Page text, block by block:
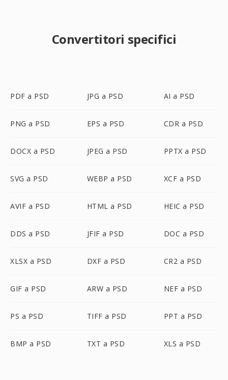
Convertitori specifici
PDF a PSD JPG a PSD AI a PSD
PNG a PSD EPS a PSD CDR a PSD
DOCX a PSD JPEG a PSD PPTX a PSD
SVG a PSD WEBP a PSD XCF a PSD
AVIF a PSD HTML a PSD HEIC a PSD
DDS a PSD JFIF a PSD DOC a PSD
XLSX a PSD DXF a PSD CR2 a PSD
GIF a PSD ARW a PSD NEF a PSD
PS a PSD TIFF a PSD PPT a PSD
BMP a PSD TXT a PSD XLS a PSD